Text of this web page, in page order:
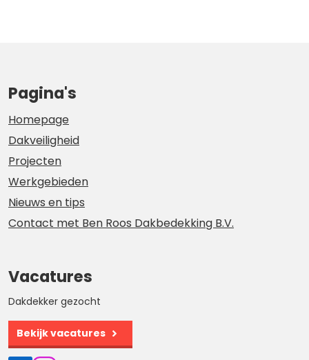
Pagina's
Homepage
Dakveiligheid
Projecten
Werkgebieden
Nieuws en tips
Contact met Ben Roos Dakbedekking B.V.
Vacatures
Dakdekker gezocht
Bekijk vacatures